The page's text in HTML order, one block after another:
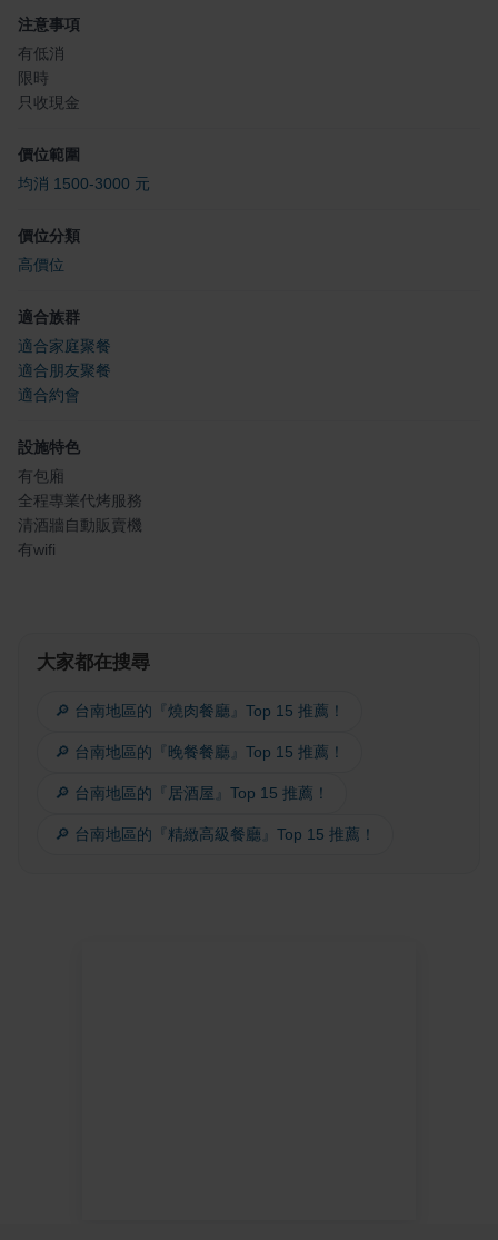
注意事項
有低消
限時
只收現金
價位範圍
均消 1500-3000 元
價位分類
高價位
適合族群
適合家庭聚餐
適合朋友聚餐
適合約會
設施特色
有包廂
全程專業代烤服務
清酒牆自動販賣機
有wifi
大家都在搜尋
🔎 台南地區的『燒肉餐廳』Top 15 推薦！
🔎 台南地區的『晚餐餐廳』Top 15 推薦！
🔎 台南地區的『居酒屋』Top 15 推薦！
🔎 台南地區的『精緻高級餐廳』Top 15 推薦！